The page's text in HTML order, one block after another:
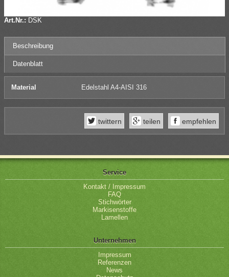
Art.Nr.: DSK
Beschreibung
Datenblatt
Material Edelstahl A4-AISI 316
empfehlen
teilen
twittern
Service
Kontakt / Impressum
FAQ
Stichwörter
Markisenstoffe
Lamellen
Unternehmen
Impressum
Referenzen
News